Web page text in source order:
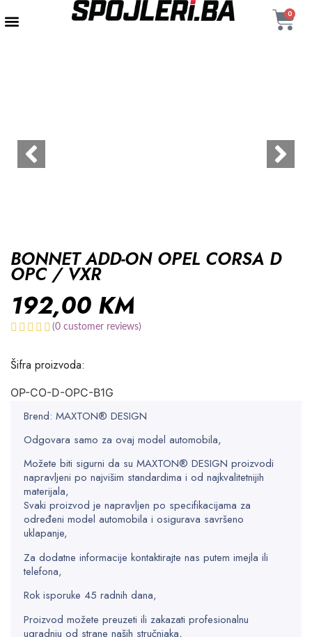
0
BONNET ADD-ON OPEL CORSA D
OPC / VXR
192,00 KM
(0 customer reviews)
Šifra proizvoda:
OP-CO-D-OPC-B1G
Brend: MAXTON® DESIGN
Odgovara samo za ovaj model automobila,
Možete biti sigurni da su MAXTON® DESIGN proizvodi
napravljeni po najvišim standardima i od najkvalitetnijih
materijala,
Svaki proizvod je napravljen po specifikacijama za
određeni model automobila i osigurava savršeno
uklapanje,
Za dodatne informacije kontaktirajte nas putem imejla ili
telefona,
Rok isporuke 45 radnih dana,
Proizvod možete preuzeti ili zakazati profesionalnu
ugradnju od strane naših stručnjaka,